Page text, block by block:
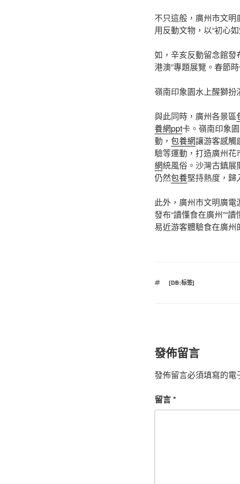
不只這般，廣州市文
用反動文物，以“初心
如，辛亥反動留念館發
港澳”專題展覽。春節
嶺南印象園水上醒獅扮
與此同時，廣州各景區
養網ppt卡。嶺南印象
動， 包養網讓游客感觸
驗等運動，打造廣州花
網統風俗。沙灣古鎮展
仍然包養堅持熱度，歸
此外，廣州市文明廣
發布“讀懂食在廣州”“
易近游客體驗食在廣州
標
[DB:标签]
發佈留言
發佈留言必須填寫的電
留言*